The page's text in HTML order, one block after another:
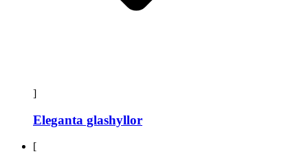
]
Eleganta glashyllor
[